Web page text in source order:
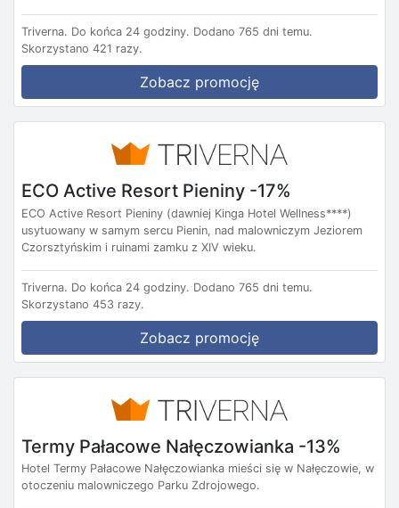
Triverna. Do końca 24 godziny. Dodano 765 dni temu.
Skorzystano 421 razy.
Zobacz promocję
ECO Active Resort Pieniny -17%
ECO Active Resort Pieniny (dawniej Kinga Hotel Wellness****)
usytuowany w samym sercu Pienin, nad malowniczym Jeziorem
Czorsztyńskim i ruinami zamku z XIV wieku.
Triverna. Do końca 24 godziny. Dodano 765 dni temu.
Skorzystano 453 razy.
Zobacz promocję
Termy Pałacowe Nałęczowianka -13%
Hotel Termy Pałacowe Nałęczowianka mieści się w Nałęczowie, w
otoczeniu malowniczego Parku Zdrojowego.